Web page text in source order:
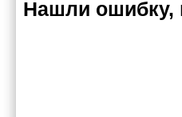
Нашли ошибку,